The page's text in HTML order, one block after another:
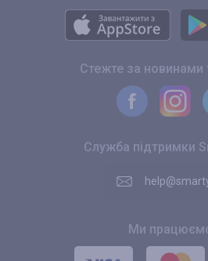
Стежте за новинами
Служба підтримки
Ми